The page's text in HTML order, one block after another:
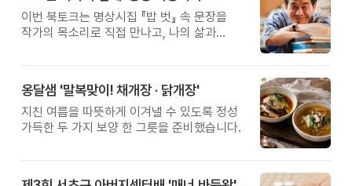
이번 북토크는 명상시집 『밥 벗』 속 문장을
작가의 목소리로 직접 만나고, 나의 삶과
옹달샘 '말복맞이! 채개장 · 닭개장'
지친 여름을 따뜻하게 이겨낼 수 있도록 정성
가득한 두 가지 보양 한 그릇을 준비했습니다.